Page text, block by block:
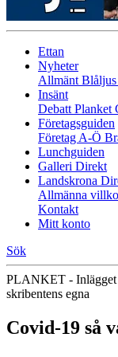
Ettan
Nyheter
Allmänt Blåljus
Insänt
Debatt Planket
Företagsguiden
Företag A-Ö
Lunchguiden
Galleri Direkt
Landskrona
Allmänna
Kontakt
Mitt konto
Sök
PLANKET - Inlägget
skribentens egna
Covid-19 så